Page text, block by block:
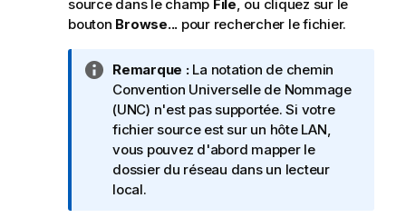
source dans le champ File, ou cliquez sur le
bouton Browse... pour rechercher le fichier.
N
o
t
e
I
n
f
Remarque :La notation de chemin
Convention Universelle de Nommage
(UNC) n'est pas supportée. Si votre
fichier source est sur un hôte LAN,
vous pouvez d'abord mapper le
dossier du réseau dans un lecteur
local.